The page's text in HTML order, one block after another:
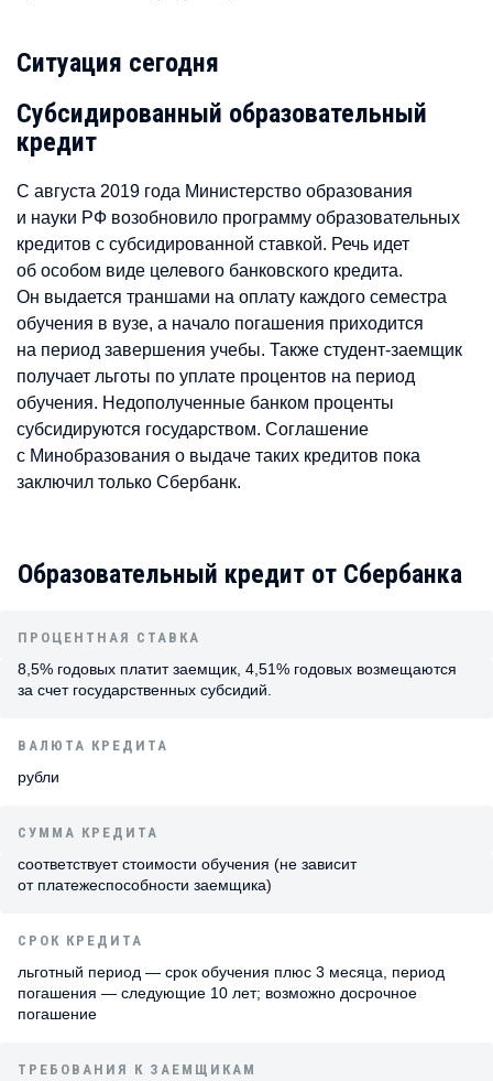
Ситуация сегодня
Субсидированный образовательный
кредит
С августа 2019 года Министерство образования
и науки РФ возобновило программу образовательных
кредитов с субсидированной ставкой. Речь идет
об особом виде целевого банковского кредита.
Он выдается траншами на оплату каждого семестра
обучения в вузе, а начало погашения приходится
на период завершения учебы. Также студент-заемщик
получает льготы по уплате процентов на период
обучения. Недополученные банком проценты
субсидируются государством. Соглашение
с Минобразования о выдаче таких кредитов пока
заключил только Сбербанк.
Образовательный кредит от Сбербанка
ПРОЦЕНТНАЯ СТАВКА
8,5% годовых платит заемщик, 4,51% годовых возмещаются
за счет государственных субсидий.
ВАЛЮТА КРЕДИТА
рубли
СУММА КРЕДИТА
соответствует стоимости обучения (не зависит
от платежеспособности заемщика)
СРОК КРЕДИТА
льготный период — срок обучения плюс 3 месяца, период
погашения — следующие 10 лет; возможно досрочное
погашение
ТРЕБОВАНИЯ К ЗАЕМЩИКАМ